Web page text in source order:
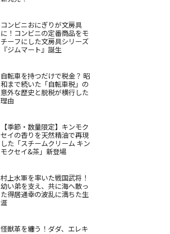
コンビニおにぎりが文房具
に！コンビニの定番商品をモ
チーフにした文房具シリーズ
『ジムマート』誕生
自転車を持つだけで税金？ 昭
和まで続いた「自転車税」の
意外な歴史と脱税が横行した
理由
【季節・数量限定】キンモク
セイの香りを天然精油で再現
した「スチームクリーム キン
モクセイ&茶」新登場
村上水軍を率いた戦国武将！
幼い弟を支え、共に海へ散っ
た得居通幸の波乱に満ちた生
涯
怪獣革を纏う！ダダ、エレキ